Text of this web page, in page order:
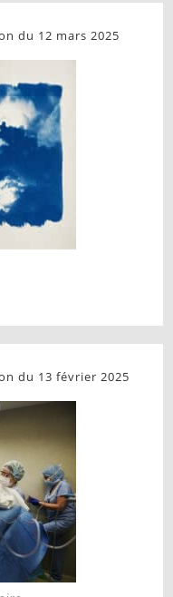
du 12 mars 2025
du 13 février 2025